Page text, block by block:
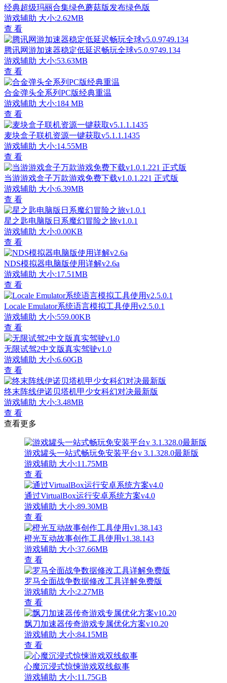
经典超级玛丽合集绿色蘑菇版发布绿色版
游戏辅助 大小:2.62MB
查 看
腾讯网游加速器稳定低延迟畅玩全球v5.0.9749.134
游戏辅助 大小:53.63MB
查 看
合金弹头全系列PC版经典重温
游戏辅助 大小:184 MB
查 看
麦块盒子联机资源一键获取v5.1.1.1435
游戏辅助 大小:14.55MB
查 看
当游游戏盒子万款游戏免费下载v1.0.1.221 正式版
游戏辅助 大小:6.39MB
查 看
星之匙电脑版日系魔幻冒险之旅v1.0.1
游戏辅助 大小:0.00KB
查 看
NDS模拟器电脑版使用详解v2.6a
游戏辅助 大小:17.51MB
查 看
Locale Emulator系统语言模拟工具使用v2.5.0.1
游戏辅助 大小:559.00KB
查 看
无限试驾2中文版真实驾驶v1.0
游戏辅助 大小:6.60GB
查 看
终末阵线伊诺贝塔机甲少女科幻对决最新版
游戏辅助 大小:3.48MB
查 看
查看更多
游戏罐头一站式畅玩免安装平台v 3.1.328.0最新版
游戏辅助 大小:11.75MB
查 看
通过VirtualBox运行安卓系统方案v4.0
游戏辅助 大小:89.30MB
查 看
橙光互动故事创作工具使用v1.38.143
游戏辅助 大小:37.66MB
查 看
罗马全面战争数据修改工具详解免费版
游戏辅助 大小:2.27MB
查 看
飘刀加速器传奇游戏专属优化方案v10.20
游戏辅助 大小:84.15MB
查 看
心魔沉浸式惊悚游戏双线叙事
游戏辅助 大小:11.75GB